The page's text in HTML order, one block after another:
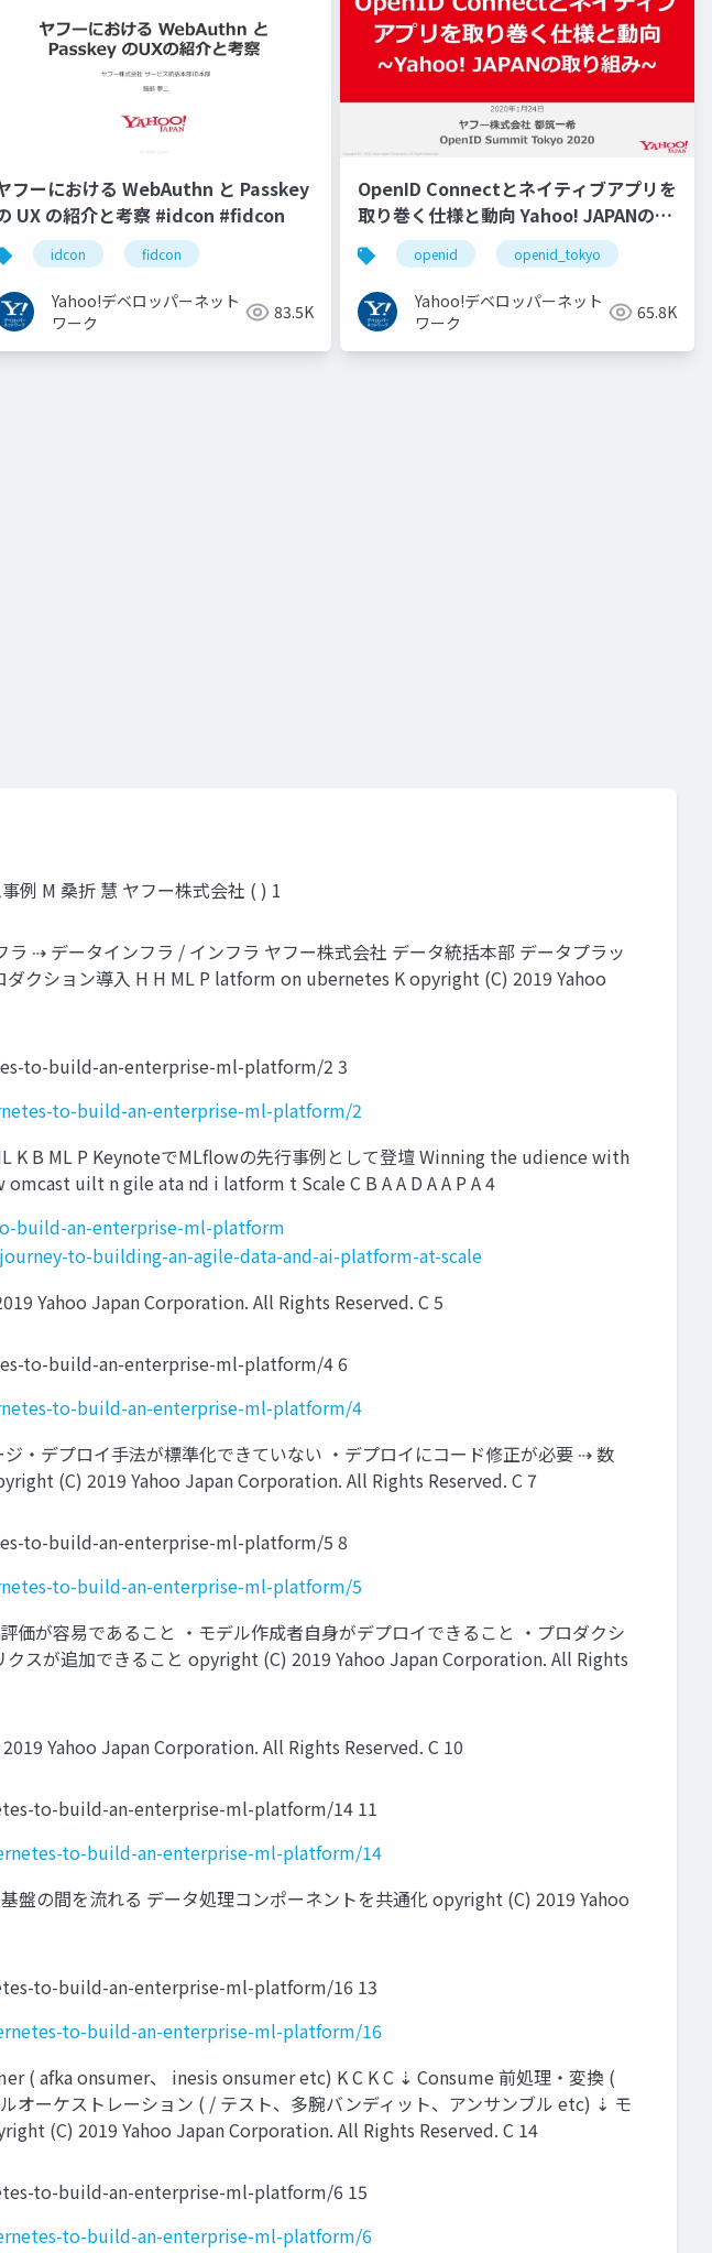
フーにおける WebAuthn と Passkey
UX の紹介と考察 #idcon #fidcon
idcon fidcon
Yahoo!デベロッパーネット
ワーク
83.5K
OpenID Connectとネイティブアプリを
取り巻く仕様と動向 Yahoo! JAPANの取
り組み #openid #openid_tokyo
openid openid_tokyo
Yahoo!デベロッパーネット
ワーク
65.8K
M 桑折 慧 ヤフー株式会社 ( ) 1
⇢ データインフラ / インフラ ヤフー株式会社 データ統括本部 データプラッ
クション導⼊ H H ML P latform on ubernetes K opyright (C) 2019 Yahoo
to-build-an-enterprise-ml-platform/2 3
to-build-an-enterprise-ml-platform/2
B ML P KeynoteでMLflowの先⾏事例として登壇 Winning the udience with
uilt n gile ata nd i latform t Scale C B A A D A A P A 4
build-an-enterprise-ml-platform
to-building-an-agile-data-and-ai-platform-at-scale
Yahoo Japan Corporation. All Rights Reserved. C 5
to-build-an-enterprise-ml-platform/4 6
to-build-an-enterprise-ml-platform/4
・デプロイ⼿法が標準化できていない ・デプロイにコード修正が必要 ⇢ 数
(C) 2019 Yahoo Japan Corporation. All Rights Reserved. C 7
to-build-an-enterprise-ml-platform/5 8
to-build-an-enterprise-ml-platform/5
が容易であること ・モデル作成者⾃⾝がデプロイできること ・プロダクシ
スが追加できること opyright (C) 2019 Yahoo Japan Corporation. All Rights
Yahoo Japan Corporation. All Rights Reserved. C 10
to-build-an-enterprise-ml-platform/14 11
to-build-an-enterprise-ml-platform/14
盤の間を流れる データ処理コンポーネントを共通化 opyright (C) 2019 Yahoo
to-build-an-enterprise-ml-platform/16 13
to-build-an-enterprise-ml-platform/16
( afka onsumer、 inesis onsumer etc) K C K C ⇣ Consume 前処理・変換 (
ーケストレーション ( / テスト、多腕バンディット、アンサンブル etc) ⇣ モ
(C) 2019 Yahoo Japan Corporation. All Rights Reserved. C 14
to-build-an-enterprise-ml-platform/6 15
to-build-an-enterprise-ml-platform/6